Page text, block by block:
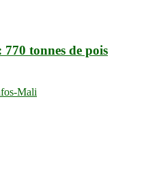
tonnes de pois
Mali